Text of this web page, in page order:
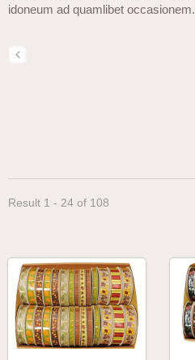
idoneum ad quamlibet occasionem.
Result 1 - 24 of 108